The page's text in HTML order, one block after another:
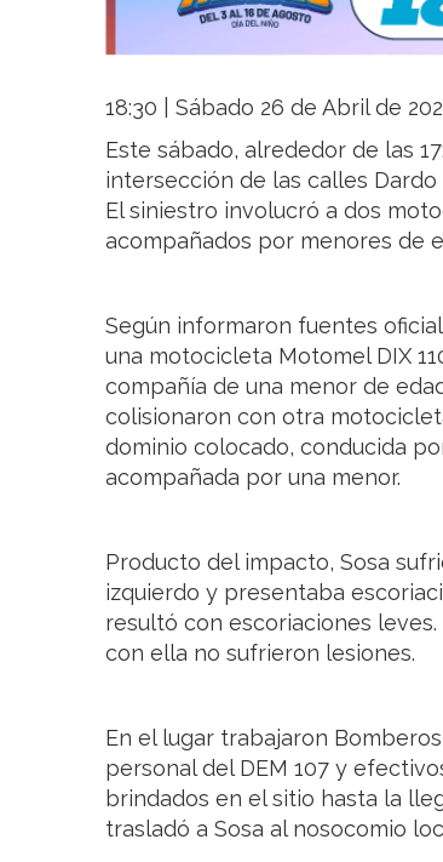
18:30 | Sábado 26 de Abril de
Este sábado, alrededor de las
intersección de las calles Dardo
El siniestro involucró a dos
acompañados por menores de
Según informaron fuentes
una motocicleta Motomel DIX
compañía de una menor de
colisionaron con otra
dominio colocado, conducida
acompañada por una menor.
Producto del impacto, Sosa
izquierdo y presentaba
resultó con escoriaciones
con ella no sufrieron lesiones.
En el lugar trabajaron
personal del DEM 107 y
brindados en el sitio hasta la
trasladó a Sosa al nosocomio